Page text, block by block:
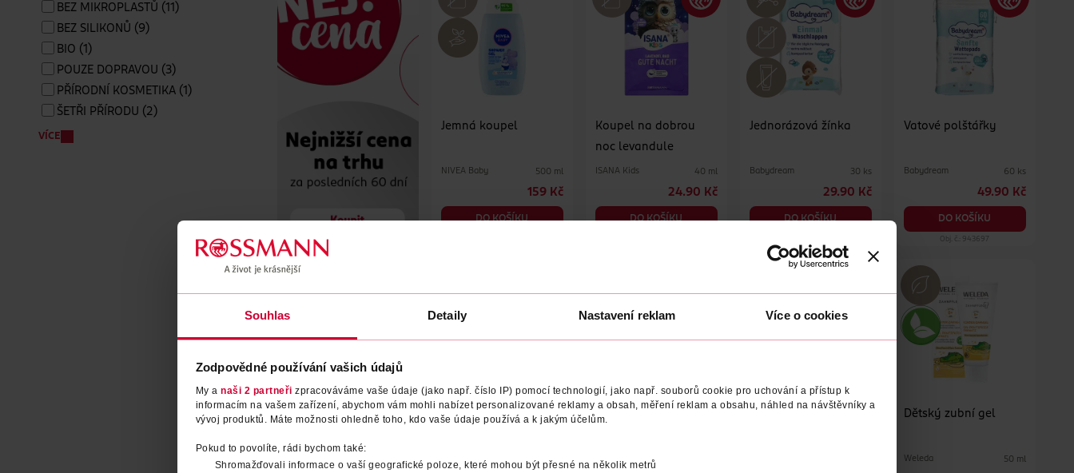
Souhlas Detaily Nastavení reklam Více o cookies
Zodpovědné používání vašich údajů
My a naši 2 partneři zpracováváme vaše údaje (jako např. číslo IP) pomocí technologií, jako např. souborů cookie pro uchování a přístup k
informacím na vašem zařízení, abychom vám mohli nabízet personalizované reklamy a obsah, měření reklam a obsahu, náhled na návštěvníky a
vývoj produktů. Máte možnosti ohledně toho, kdo vaše údaje používá a k jakým účelům.
Pokud to povolíte, rádi bychom také:
Shromažďovali informace o vaší geografické poloze, které mohou být přesné na několik metrů
Weleda (1)
BEZ MIKROPLASTŮ (11)
BEZ SILIKONŮ (9)
BIO (1)
POUZE DOPRAVOU (3)
PŘÍRODNÍ KOSMETIKA (1)
ŠETŘI PŘÍRODU (2)
VÍCE
Jemná koupel
NIVEA Baby 500 ml
159 Kč
DO KOŠÍKU
Koupel na dobrou
noc levandule
ISANA Kids 40 ml
24.90 Kč
DO KOŠÍKU
Jednorázová žínka
Babydream 30 ks
29.90 Kč
DO KOŠÍKU
Vatové polštářky
Babydream 60 ks
49.90 Kč
DO KOŠÍKU
Obj. č.: 943697
Dětské lžičky extra
Babydream 3 ks
Duhová koupel
ISANA Kids 160 g Babydream
Dětský zubní gel
Weleda 50 ml